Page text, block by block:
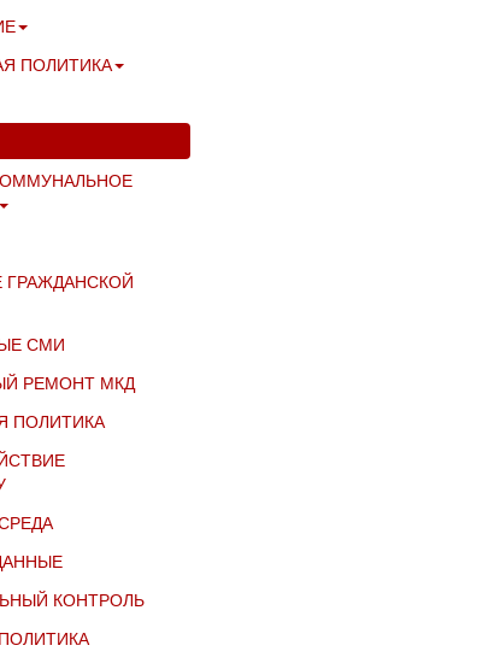
ПОЛИТИКА
ГРАЖДАНСКОЙ
СМИ
РЕМОНТ МКД
ПОЛИТИКА
КОНТРОЛЬ